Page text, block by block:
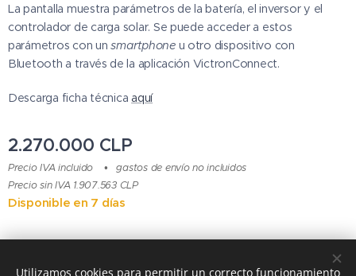
La pantalla muestra parámetros de la batería, el inversor y el
controlador de carga solar. Se puede acceder a estos
parámetros con unsmartphoneu otro dispositivo con
Bluetooth a través de la aplicación VictronConnect.
Descarga ficha técnicaaquí
2.270.000 CLP
Precio IVA incluido
gastos de envío no incluidos
Precio sin IVA 1.907.563 CLP
Disponible en 7 días
© 2015 - 2024 Todos los derechos reservados
Utilizamos cookies para permitir un correcto funcionamiento